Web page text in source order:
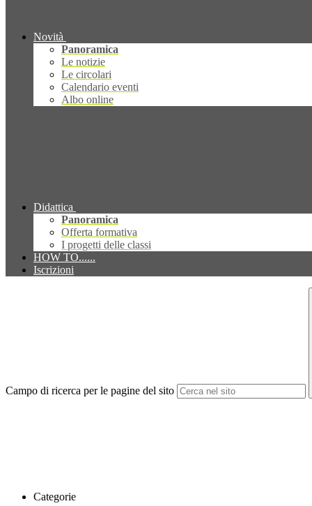
Novità
Panoramica
Le notizie
Le circolari
Calendario eventi
Albo online
Didattica
Panoramica
Offerta formativa
I progetti delle classi
HOW TO......
Iscrizioni
Campo di ricerca per le pagine del sito
Categorie